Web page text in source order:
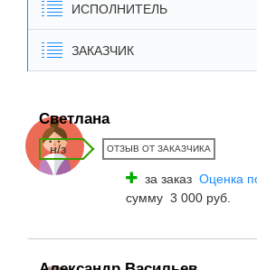
ИСПОЛНИТЕЛЬ
ЗАКАЗЧИК
Светлана
н/з ОТЗЫВ ОТ ЗАКАЗЧИКА
за заказ Оценка
сумму 3 000 руб.